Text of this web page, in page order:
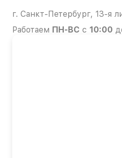
г. Санкт-Петербург, 13-я
Работаем ПН-ВС с 10:00